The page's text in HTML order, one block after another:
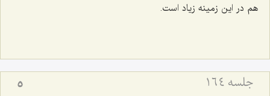
هم در این زمینه زیاد است.
جلسه ۱۶۴ 5